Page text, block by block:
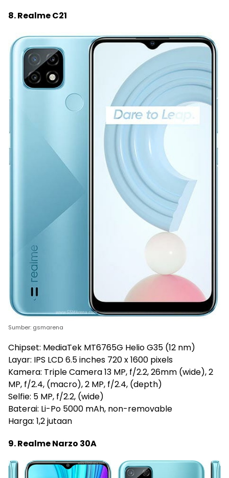
8. Realme C21
Sumber: gsmarena
Chipset: MediaTek MT6765G Helio G35 (12 nm)
Layar: IPS LCD 6.5 inches 720 x 1600 pixels
Kamera: Triple Camera 13 MP, f/2.2, 26mm (wide), 2
MP, f/2.4, (macro), 2 MP, f/2.4, (depth)
Selfie: 5 MP, f/2.2, (wide)
Baterai: Li-Po 5000 mAh, non-removable
Harga: 1,2 jutaan
9. Realme Narzo 30A